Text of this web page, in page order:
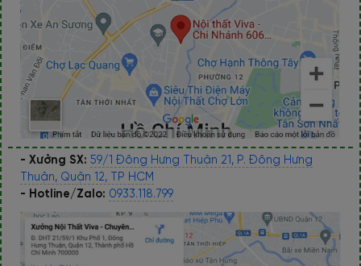
- Xưởng SX: 59/1 Đông Hưng Thuận 21, P. Đông Hưng
Thuận, Quận 12, TP HCM
- Hotline/Zalo: 0933.118.799